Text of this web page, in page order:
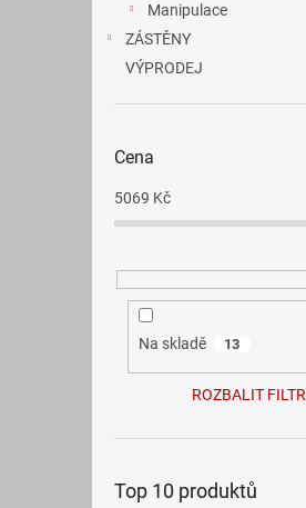
Manipulace
ZÁSTĚNY
VÝPRODEJ
Cena
5069 Kč
Na skladě 13
ROZBALIT FILTR
Top 10 produktů